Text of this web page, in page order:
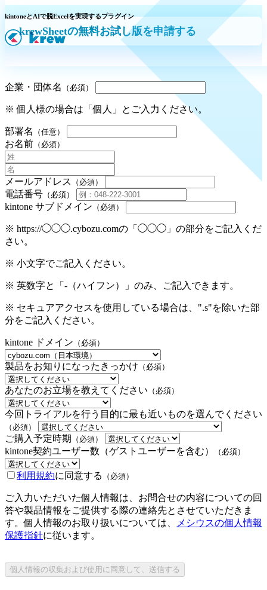
kintoneとAIで脱Excelを実現するプラグイン
krewSheetの無料お試し版を申請する
企業・団体名 （必須）
※ 個人様の場合は「個人」とご入力ください。
部署名 （任意）
お名前 （必須）
メールアドレス （必須）
電話番号 （必須）
kintone サブドメイン （必須）
※ https://◯◯◯.cybozu.comの「◯◯◯」の部分をご記入くだ
さい。
※ 小文字でご記入ください。
※ 英数字と「-（ハイフン）」のみ、ご記入できます。
※ セキュアアクセスを使用している場合は、".s"を除いた部
分をご記入ください。
kintone ドメイン （必須）
製品をお知りになったきっかけ （必須）
あなたのお立場を教えてください （必須）
今回トライアルを行う目的に最も近いものを選んでください
（必須）
ご購入予定時期 （必須）
kintone契約ユーザー数（ゲストユーザーを含む） （必須）
利用規約に同意する （必須）
ご入力いただいた個人情報は、お問合せの内容についての回
答や製品情報をご提供する際の連絡先とさせていただきま
す。個人情報のお取り扱いについては、
メシウスの個人情報
保護指針に従います。